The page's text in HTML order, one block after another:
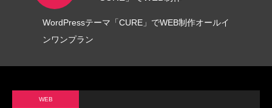
WordPressテーマ「CURE」でWEB制作オールイ
ンワンプラン
WEB